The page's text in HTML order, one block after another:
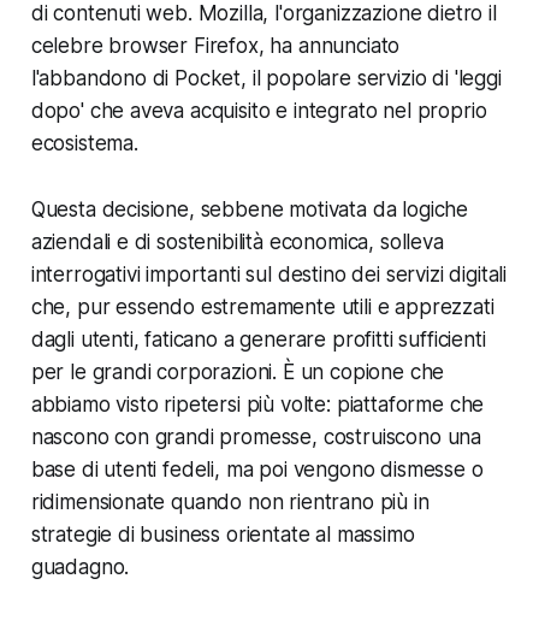
di contenuti web. Mozilla, l'organizzazione dietro il
celebre browser Firefox, ha annunciato
l'abbandono di Pocket, il popolare servizio di 'leggi
dopo' che aveva acquisito e integrato nel proprio
ecosistema.
Questa decisione, sebbene motivata da logiche
aziendali e di sostenibilità economica, solleva
interrogativi importanti sul destino dei servizi digitali
che, pur essendo estremamente utili e apprezzati
dagli utenti, faticano a generare profitti sufficienti
per le grandi corporazioni. È un copione che
abbiamo visto ripetersi più volte: piattaforme che
nascono con grandi promesse, costruiscono una
base di utenti fedeli, ma poi vengono dismesse o
ridimensionate quando non rientrano più in
strategie di business orientate al massimo
guadagno.